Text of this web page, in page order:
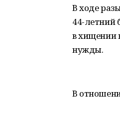
В ходе
44-летний
в хищении
нужды.
В